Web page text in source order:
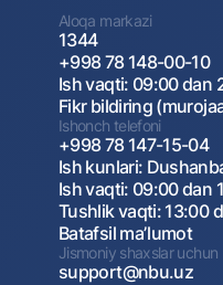
Aloqa markazi
1344
+998 78 148-00-10
Ish vaqti: 09:00 dan
Fikr bildiring
Ishonch telefoni
+998 78 147-15-04
Ish kunlari:
Ish vaqti: 09:00 dan
Tushlik vaqti: 13:00
Batafsil maʼlumot
Jismoniy shaxslar uchun
support@nbu.uz